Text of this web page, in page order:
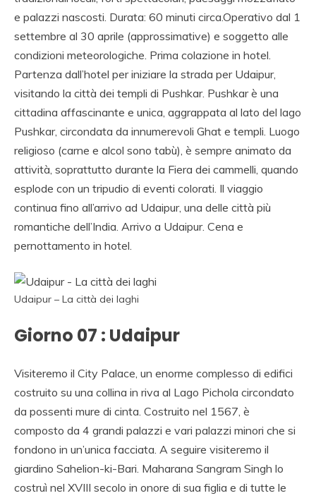
e palazzi nascosti. Durata: 60 minuti circa.Operativo dal 1
settembre al 30 aprile (approssimative) e soggetto alle
condizioni meteorologiche. Prima colazione in hotel.
Partenza dall’hotel per iniziare la strada per Udaipur,
visitando la città dei templi di Pushkar. Pushkar è una
cittadina affascinante e unica, aggrappata al lato del lago
Pushkar, circondata da innumerevoli Ghat e templi. Luogo
religioso (carne e alcol sono tabù), è sempre animato da
attività, soprattutto durante la Fiera dei cammelli, quando
esplode con un tripudio di eventi colorati. Il viaggio
continua fino all’arrivo ad Udaipur, una delle città più
romantiche dell’India. Arrivo a Udaipur. Cena e
pernottamento in hotel.
Udaipur – La città dei laghi
Giorno 07 : Udaipur
Visiteremo il City Palace, un enorme complesso di edifici
costruito su una collina in riva al Lago Pichola circondato
da possenti mure di cinta. Costruito nel 1567, è
composto da 4 grandi palazzi e vari palazzi minori che si
fondono in un’unica facciata. A seguire visiteremo il
giardino Sahelion-ki-Bari. Maharana Sangram Singh lo
costruì nel XVIII secolo in onore di sua figlia e di tutte le